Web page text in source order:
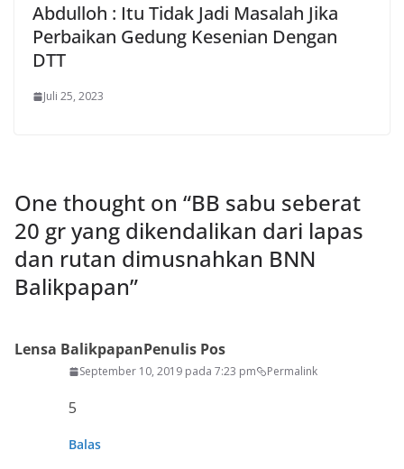
Abdulloh : Itu Tidak Jadi Masalah Jika
Perbaikan Gedung Kesenian Dengan
DTT
Juli 25, 2023
One thought on “BB sabu seberat
20 gr yang dikendalikan dari lapas
dan rutan dimusnahkan BNN
Balikpapan”
Lensa BalikpapanPenulis Pos
September 10, 2019 pada 7:23 pm Permalink
5
Balas